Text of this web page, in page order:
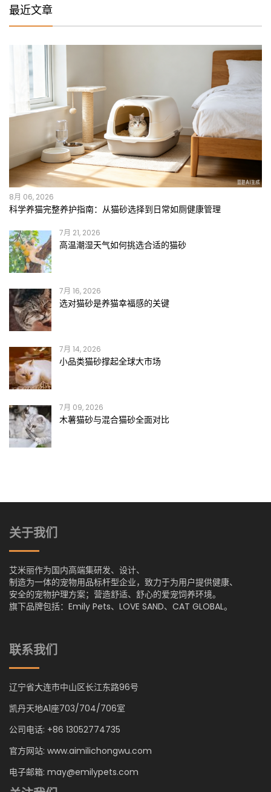
最近文章
8月 06, 2026
科学养猫完整养护指南：从猫砂选择到日常如厕健康管理
7月 21, 2026
高温潮湿天气如何挑选合适的猫砂
7月 16, 2026
选对猫砂是养猫幸福感的关键
7月 14, 2026
小品类猫砂撑起全球大市场
7月 09, 2026
木薯猫砂与混合猫砂全面对比
关于我们
艾米丽作为国内高端集研发、设计、
制造为一体的宠物用品标杆型企业，致力于为用户提供健康、
安全的宠物护理方案；营造舒适、舒心的爱宠饲养环境。
旗下品牌包括：Emily Pets、LOVE SAND、CAT GLOBAL。
联系我们
辽宁省大连市中山区长江东路96号
凯丹天地A1座703/704/706室
公司电话: +86 13052774735
官方网站: www.aimilichongwu.com
电子邮箱: may@emilypets.com